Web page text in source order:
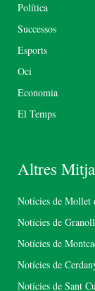
Política
Successos
Esports
Oci
Economia
El Temps
Altres
Notícies de Mollet
Notícies de
Notícies de
Notícies de
Notícies de Sant